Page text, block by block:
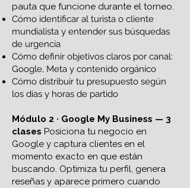
pauta que funcione durante el torneo.
Cómo identificar al turista o cliente
mundialista y entender sus búsquedas
de urgencia
Cómo definir objetivos claros por canal:
Google, Meta y contenido orgánico
Cómo distribuir tu presupuesto según
los días y horas de partido
Módulo 2 · Google My Business — 3
clases Posiciona tu negocio en
Google y captura clientes en el
momento exacto en que están
buscando. Optimiza tu perfil, genera
reseñas y aparece primero cuando